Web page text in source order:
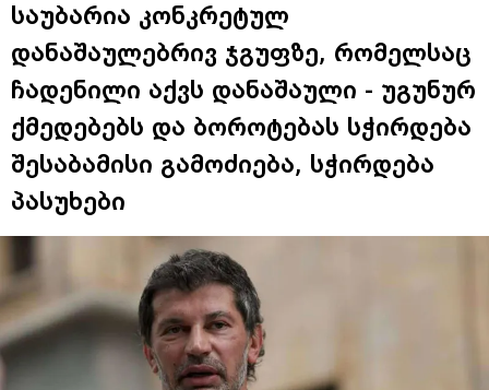
საუბარია კონკრეტულ
დანაშაულებრივ ჯგუფზე, რომელსაც
ჩადენილი აქვს დანაშაული - უგუნურ
ქმედებებს და ბოროტებას სჭირდება
შესაბამისი გამოძიება, სჭირდება
პასუხები